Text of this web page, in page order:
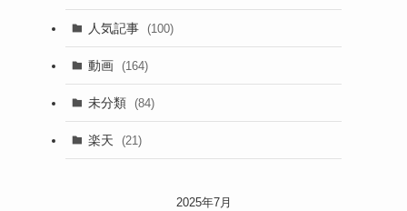
(105)
(186)
人気記事 (100)
動画 (164)
未分類 (84)
楽天 (21)
2025年7月